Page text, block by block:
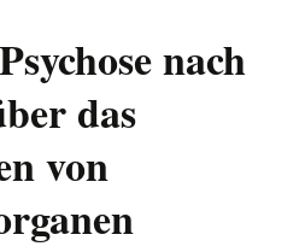
nach
das
von